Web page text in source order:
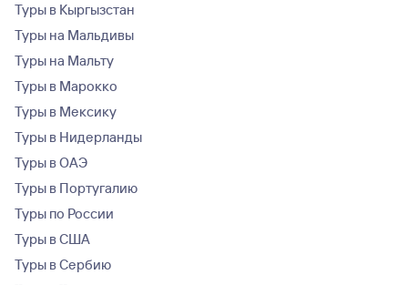
Туры в Кыргызстан
Туры на Мальдивы
Туры на Мальту
Туры в Марокко
Туры в Мексику
Туры в Нидерланды
Туры в ОАЭ
Туры в Португалию
Туры по России
Туры в США
Туры в Сербию